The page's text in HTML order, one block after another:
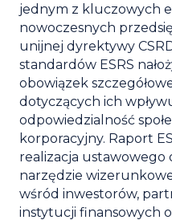
jednym z kluczowych
nowoczesnych
unijnej dyrektywy
standardów ESRS
obowiązek
dotyczących ich
odpowiedzialność
korporacyjny. Raport
realizacja ustawowego
narzędzie
wśród inwestorów,
instytucji finansowych